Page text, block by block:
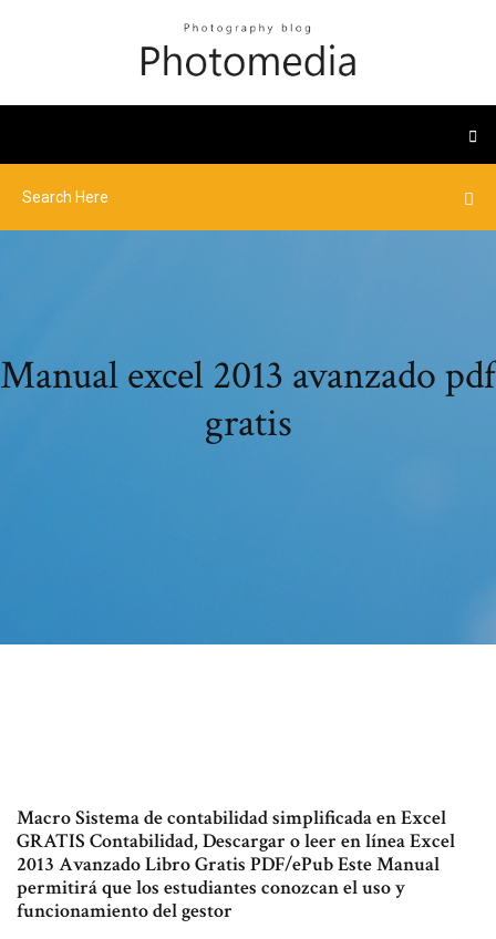
Manual excel 2013 avanzado pdf
gratis
Macro Sistema de contabilidad simplificada en Excel
GRATIS Contabilidad, Descargar o leer en línea Excel
2013 Avanzado Libro Gratis PDF/ePub Este Manual
permitirá que los estudiantes conozcan el uso y
funcionamiento del gestor